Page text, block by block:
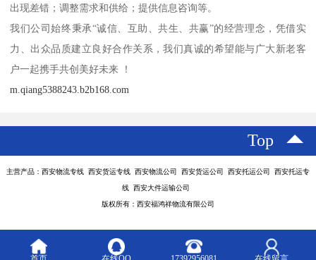
出现差错；调整需求和供给；提供信息咨询等。
我们公司始终秉承“诚信、互助、共生、共赢”的经营理念，凭借实
力、出众品质建立良好合作关系，我们真诚的希望能与广大新老客
户一起携手共创美好未来 ！
m.qiang5388243.b2b168.com
Top
主营产品：西安物流专线 西安货运专线 西安物流公司 西安货运公司 西安托运公司 西安托运专
线 西安大件运输公司
版权所有：西安福鸿祥物流有限公司